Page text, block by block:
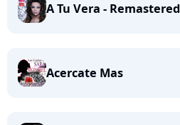
A Tu Vera - Remastered
Acercate Mas